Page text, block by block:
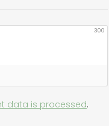
300
data is processed.